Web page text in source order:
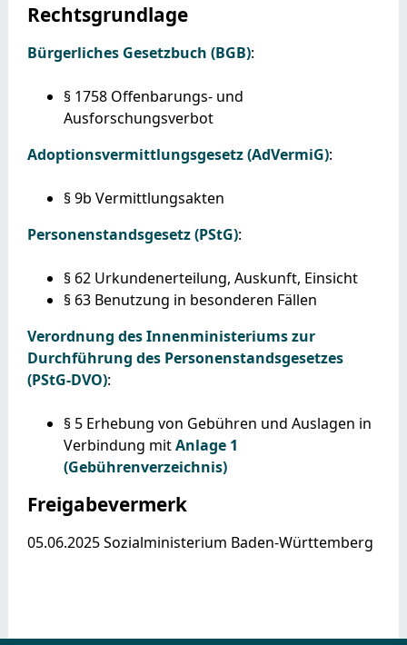
Rechtsgrundlage
Bürgerliches Gesetzbuch (BGB):
§ 1758Offenbarungs- und
Ausforschungsverbot
Adoptionsvermittlungsgesetz (AdVermiG):
§ 9b Vermittlungsakten
Personenstandsgesetz (PStG):
§ 62Urkundenerteilung, Auskunft, Einsicht
§ 63 Benutzung in besonderen Fällen
Verordnung des Innenministeriums zur
Durchführung des Personenstandsgesetzes
(PStG-DVO):
§ 5 Erhebung von Gebühren und Auslagen in
Verbindung mitAnlage 1
(Gebührenverzeichnis)
Freigabevermerk
05.06.2025 Sozialministerium Baden-Württemberg